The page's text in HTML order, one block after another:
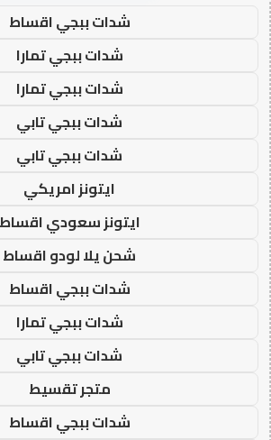
شدات ببجي اقساط
شدات ببجي تمارا
شدات ببجي تمارا
شدات ببجي تابي
شدات ببجي تابي
ايتونز امريكي
ايتونز سعودي اقساط
شحن يلا لودو اقساط
شدات ببجي اقساط
شدات ببجي تمارا
شدات ببجي تابي
متجر تقسيط
شدات ببجي اقساط